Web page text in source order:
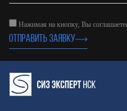
ОТПРАВИТЬ ЗАЯВКУ
Нажимая на кнопку, Вы